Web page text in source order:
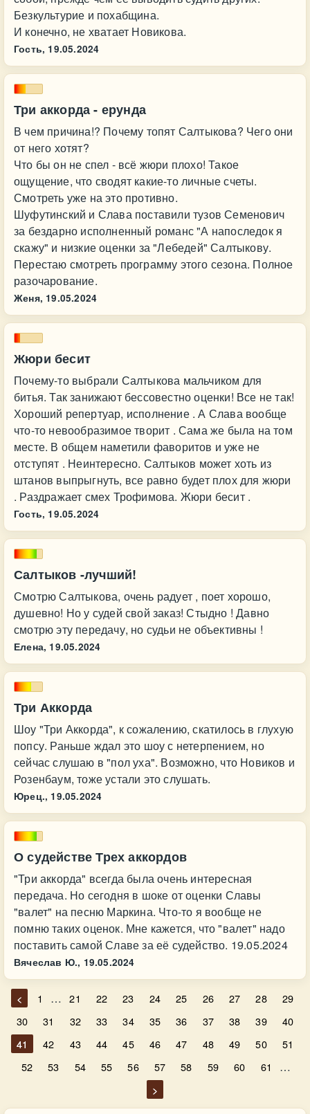
Безкультурие и похабщина.
И конечно, не хватает Новикова.
Гость, 19.05.2024
Три аккорда - ерунда
В чем причина!? Почему топят Салтыкова? Чего они
от него хотят?
Что бы он не спел - всё жюри плохо! Такое
ощущение, что сводят какие-то личные счеты.
Смотреть уже на это противно.
Шуфутинский и Слава поставили тузов Семенович
за бездарно исполненный романс "А напоследок я
скажу" и низкие оценки за "Лебедей" Салтыкову.
Перестаю смотреть программу этого сезона. Полное
разочарование.
Женя, 19.05.2024
Жюри бесит
Почему-то выбрали Салтыкова мальчиком для
битья. Так занижают бессовестно оценки! Все не так!
Хороший репертуар, исполнение . А Слава вообще
что-то невообразимое творит . Сама же была на том
месте. В общем наметили фаворитов и уже не
отступят . Неинтересно. Салтыков может хоть из
штанов выпрыгнуть, все равно будет плох для жюри
. Раздражает смех Трофимова. Жюри бесит .
Гость, 19.05.2024
Салтыков -лучший!
Смотрю Салтыкова, очень радует , поет хорошо,
душевно! Но у судей свой заказ! Стыдно ! Давно
смотрю эту передачу, но судьи не объективны !
Елена, 19.05.2024
Три Аккорда
Шоу "Три Аккорда", к сожалению, скатилось в глухую
попсу. Раньше ждал это шоу с нетерпением, но
сейчас слушаю в "пол уха". Возможно, что Новиков и
Розенбаум, тоже устали это слушать.
Юрец., 19.05.2024
О судействе Трех аккордов
"Три аккорда" всегда была очень интересная
передача. Но сегодня в шоке от оценки Славы
"валет" на песню Маркина. Что-то я вообще не
помню таких оценок. Мне кажется, что "валет" надо
поставить самой Славе за её судейство. 19.05.2024
Вячеслав Ю., 19.05.2024
< 1 … 21 22 23 24 25 26 27 28
29
30
31 32 33 34 35 36 37 38 39
40
41
42 43 44 45 46 47 48 49 50
51
52
53 54 55 56 57 58 59 60 61 …
>